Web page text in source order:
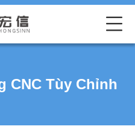
CNC Tùy Chỉnh